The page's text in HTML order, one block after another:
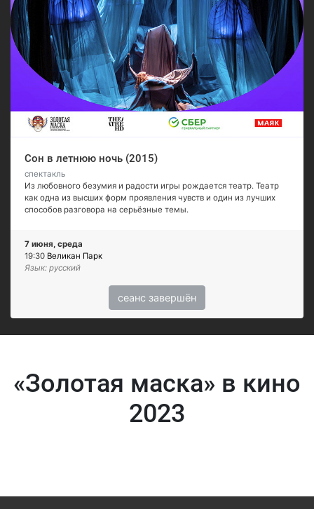
Сон в летнюю ночь (2015)
спектакль
Из любовного безумия и радости игры рождается театр. Театр
как одна из высших форм проявления чувств и один из лучших
способов разговора на серьёзные темы.
7 июня, среда
19:30 Великан Парк
Язык: русский
сеанс завершён
«Золотая маска» в кино
2023